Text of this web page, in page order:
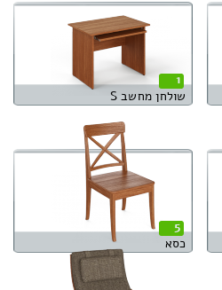
1
שולחן מחשב S
5
כסא